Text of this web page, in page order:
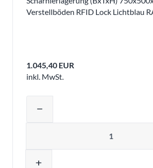
Verstellböden RFID Lock Lichtblau
1.045,40 EUR
inkl. MwSt.
remove
add